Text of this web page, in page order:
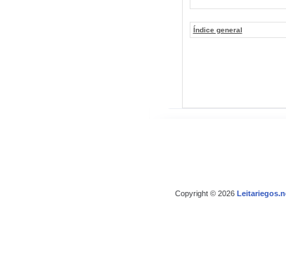
Índice general
Copyright © 2026